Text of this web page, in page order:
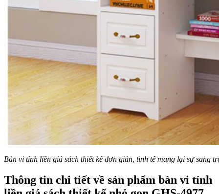
Bàn vi tính liền giá sách thiết kế đơn giản, tinh tế mang lại sự sang
Thông tin chi tiết về sản phẩm bàn vi tính